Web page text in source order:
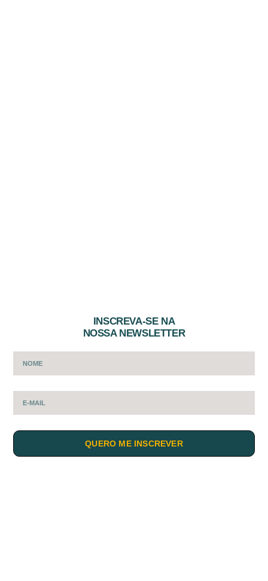
INSCREVA-SE NA
NOSSA NEWSLETTER
QUERO ME INSCREVER